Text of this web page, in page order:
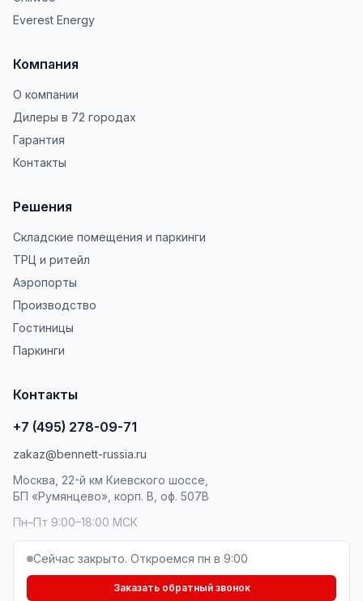
Everest Energy
Компания
О компании
Дилеры в 72 городах
Гарантия
Контакты
Решения
Складские помещения и паркинги
ТРЦ и ритейл
Аэропорты
Производство
Гостиницы
Паркинги
Контакты
+7 (495) 278-09-71
zakaz@bennett-russia.ru
Москва, 22-й км Киевского шоссе,
БП «Румянцево», корп. В, оф. 507В
Пн–Пт 9:00–18:00 МСК
Сейчас закрыто. Откроемся пн в 9:00
Заказать обратный звонок